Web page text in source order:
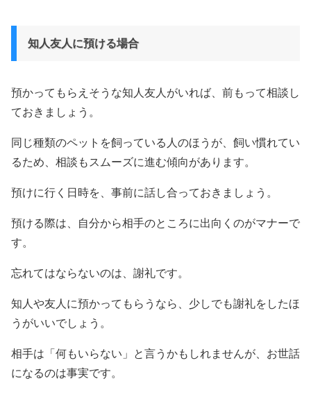
知人友人に預ける場合
預かってもらえそうな知人友人がいれば、前もって相談し
ておきましょう。
同じ種類のペットを飼っている人のほうが、飼い慣れてい
るため、相談もスムーズに進む傾向があります。
預けに行く日時を、事前に話し合っておきましょう。
預ける際は、自分から相手のところに出向くのがマナーで
す。
忘れてはならないのは、謝礼です。
知人や友人に預かってもらうなら、少しでも謝礼をしたほ
うがいいでしょう。
相手は「何もいらない」と言うかもしれませんが、お世話
になるのは事実です。